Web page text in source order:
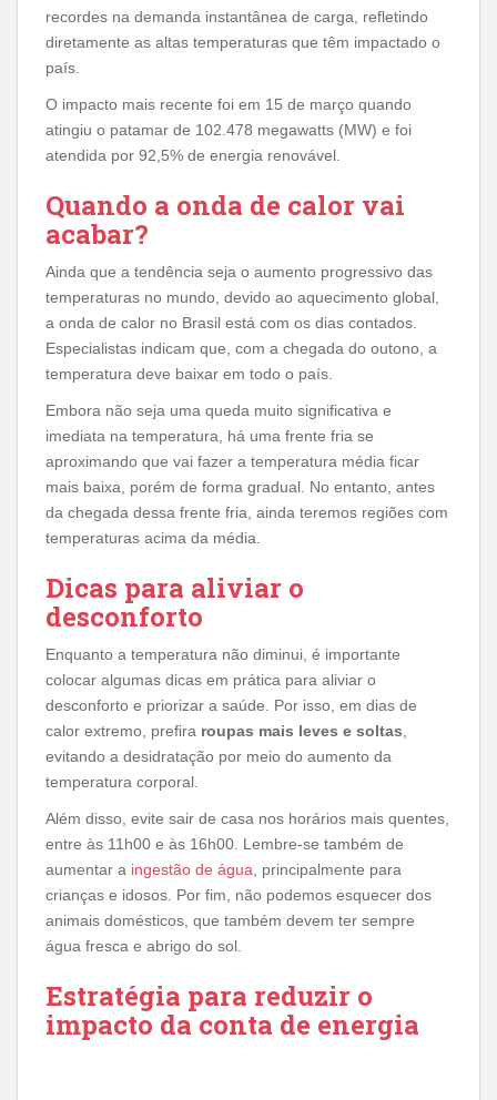
recordes na demanda instantânea de carga, refletindo
diretamente as altas temperaturas que têm impactado o
país.
O impacto mais recente foi em 15 de março quando
atingiu o patamar de 102.478 megawatts (MW) e foi
atendida por 92,5% de energia renovável.
Quando a onda de calor vai
acabar?
Ainda que a tendência seja o aumento progressivo das
temperaturas no mundo, devido ao aquecimento global,
a onda de calor no Brasil está com os dias contados.
Especialistas indicam que, com a chegada do outono, a
temperatura deve baixar em todo o país.
Embora não seja uma queda muito significativa e
imediata na temperatura, há uma frente fria se
aproximando que vai fazer a temperatura média ficar
mais baixa, porém de forma gradual. No entanto, antes
da chegada dessa frente fria, ainda teremos regiões com
temperaturas acima da média.
Dicas para aliviar o
desconforto
Enquanto a temperatura não diminui, é importante
colocar algumas dicas em prática para aliviar o
desconforto e priorizar a saúde. Por isso, em dias de
calor extremo, prefira roupas mais leves e soltas
evitando a desidratação por meio do aumento da
temperatura corporal.
Além disso, evite sair de casa nos horários mais quentes,
entre às 11h00 e às 16h00. Lembre-se também de
aumentar a ingestão de água , principalmente para
crianças e idosos. Por fim, não podemos esquecer dos
animais domésticos, que também devem ter sempre
água fresca e abrigo do sol.
Estratégia para reduzir o
impacto da conta de energia